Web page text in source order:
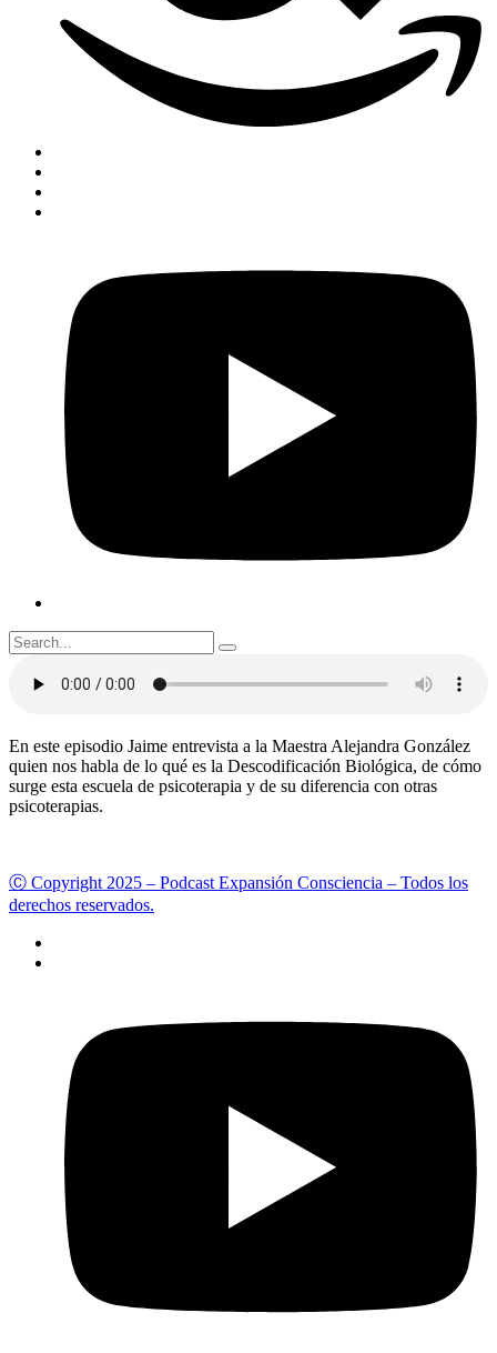
En este episodio Jaime entrevista a la Maestra Alejandra González
quien nos habla de lo qué es la Descodificación Biológica, de cómo
surge esta escuela de psicoterapia y de su diferencia con otras
psicoterapias.
Ⓒ Copyright 2025 – Podcast Expansión Consciencia – Todos los
derechos reservados.